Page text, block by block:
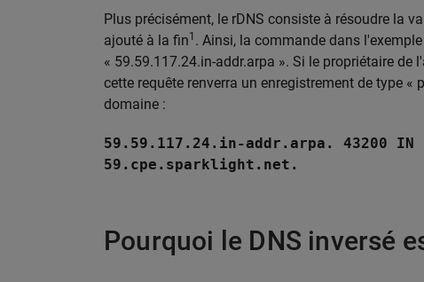
Plus précisément, le rDNS consiste à résoudre la
ajouté à la fin1 . Ainsi, la commande dans
« 59.59.117.24.in-addr.arpa ». Si le propriétaire de
cette requête renverra un enregistrement de type «
domaine :
59.59.117.24.in-addr.arpa. 43200 IN
59.cpe.sparklight.net.
Pourquoi le DNS inversé